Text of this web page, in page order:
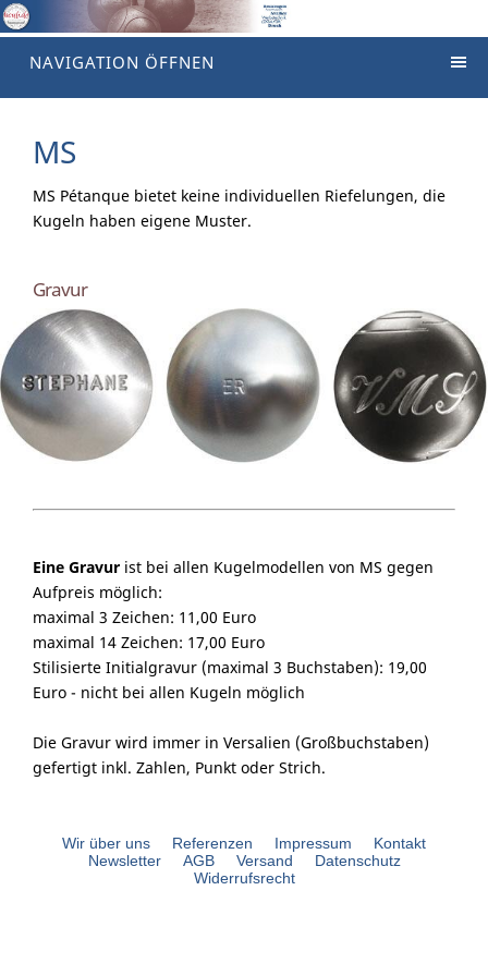
NAVIGATION ÖFFNEN
MS
MS Pétanque bietet keine individuellen Riefelungen, die
Kugeln haben eigene Muster.
Gravur
Eine Gravur ist bei allen Kugelmodellen von MS gegen
Aufpreis möglich:
maximal 3 Zeichen: 11,00 Euro
maximal 14 Zeichen: 17,00 Euro
Stilisierte Initialgravur (maximal 3 Buchstaben): 19,00
Euro - nicht bei allen Kugeln möglich
Die Gravur wird immer in Versalien (Großbuchstaben)
gefertigt inkl. Zahlen, Punkt oder Strich.
Wir über uns Referenzen Impressum
Kontakt
Newsletter
AGB Versand
Datenschutz
Widerrufsrecht